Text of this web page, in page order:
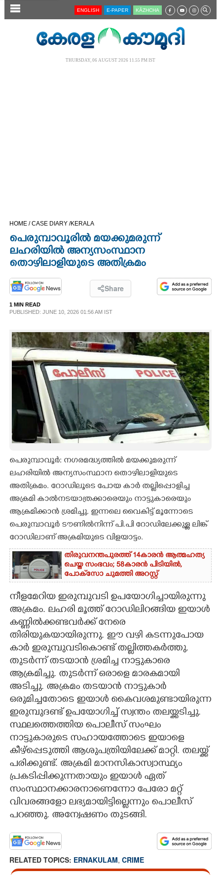
SECTIONS
OPINION
PHOTOS
LIFESTYLE
SPIRITUAL
INFO+
CARTOONS
LITERATURE
ZOOM
ENGLISH E-PAPER KĀZHCHA
THURSDAY, 06 AUGUST 2026 11.55 PM IST
HOME /CASE DIARY /KERALA
പെരുമ്പാവൂരിൽ മയക്കുമരുന്ന്
ലഹരിയിൽ അന്യസംസ്ഥാന
തൊഴിലാളിയുടെ അതിക്രമം
Share
1 MIN READ
PUBLISHED: JUNE 10, 2026 01:56 AM IST
പെരുമ്പാവൂർ: നഗരമദ്ധ്യത്തിൽ മയക്കുമരുന്ന്
ലഹരിയിൽ അന്യസംസ്ഥാന തൊഴിലാളിയുടെ
അതിക്രമം. റോഡിലൂടെ പോയ കാർ തല്ലിപ്പൊളിച്ച
അക്രമി കാൽനടയാത്രക്കാരെയും നാട്ടുകാരെയും
ആക്രമിക്കാൻ ശ്രമിച്ചു. ഇന്നലെ വൈകിട്ട് മൂന്നോടെ
പെരുമ്പാവൂർ ടൗണിൽനിന്ന് പി.പി റോഡിലേക്കുള്ള ലിങ്ക്
റോഡിലാണ് അക്രമിയുടെ വിളയാട്ടം.
തിരുവനന്തപുരത്ത് 14കാരൻ ആത്മഹത്യ
ചെയ്ത സംഭവം; 58കാരൻ പിടിയിൽ,
പോക്‌സോ ചുമത്തി അറസ്റ്റ്
നീളമേറിയ ഇരുമ്പുവടി ഉപയോഗിച്ചായിരുന്നു
അക്രമം. ലഹരി മൂത്ത് റോഡിലിറങ്ങിയ ഇയാൾ
കണ്ണിൽക്കണ്ടവർക്ക് നേരെ
തിരിയുകയായിരുന്നു. ഈ വഴി കടന്നുപോയ
കാർ ഇരുമ്പുവടികൊണ്ട് തല്ലിത്തകർത്തു.
തുടർന്ന് തടയാൻ ശ്രമിച്ച നാട്ടുകാരെ
ആക്രമിച്ചു. തുടർന്ന് ഒരാളെ മാരകമായി
അടിച്ചു. അക്രമം തടയാൻ നാട്ടുകാർ
ഒരുമിച്ചതോടെ ഇയാൾ കൈവശമുണ്ടായിരുന്ന
ഇരുമ്പുദണ്ട് ഉപയോഗിച്ച് സ്വന്തം തലയ്ക്കടിച്ചു.
സ്ഥലത്തെത്തിയ പൊലീസ് സംഘം
നാട്ടുകാരുടെ സഹായത്തോടെ ഇയാളെ
കീഴ്പ്പെടുത്തി ആശുപത്രിയിലേക്ക് മാറ്റി. തലയ്ക്ക്
പരിക്കുണ്ട്. അക്രമി മാനസികാസ്വാസ്ഥ്യം
പ്രകടിപ്പിക്കുന്നതായും ഇയാൾ ഏത്
സംസ്ഥാനക്കാരനാണെന്നോ പേരോ മറ്റ്
വിവരങ്ങളോ ലഭ്യമായിട്ടില്ലെന്നും പൊലീസ്
പറഞ്ഞു. അന്വേഷണം തുടങ്ങി.
RELATED TOPICS: ERNAKULAM, CRIME